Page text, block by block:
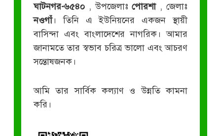
ঘাটনগর-৬৫৪০ , উপজেলাঃপোরশা , জেলাঃ
নওগাঁ। তিনি এ ইউনিয়নের একজন স্থায়ী
বাসিন্দা এবং বাংলাদেশের নাগরিক। আমার
জানামতে তার স্বভাব চরিত্র ভালো এবং আচরণ
সন্তোষজনক।
আমি তার সার্বিক কল্যাণ ও উন্নতি কামনা
করি।